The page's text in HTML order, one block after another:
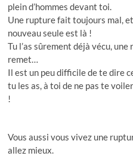
plein d’hommes devant toi.
Une rupture fait toujours mal,
nouveau seule est là !
Tu l’as sûrement déjà vécu, une
remet…
Il est un peu difficile de te dire
tu les as, à toi de ne pas te
!
Vous aussi vous vivez une
allez mieux.